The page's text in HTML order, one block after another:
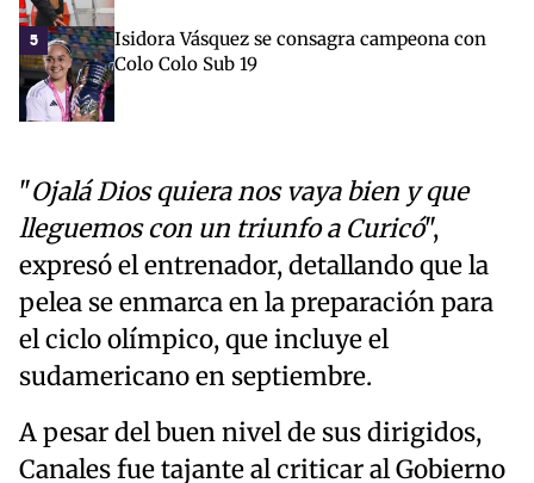
5
Isidora Vásquez se consagra campeona con
Colo Colo Sub 19
"Ojalá Dios quiera nos vaya bien y que
lleguemos con un triunfo a Curicó",
expresó el entrenador, detallando que la
pelea se enmarca en la preparación para
el ciclo olímpico, que incluye el
sudamericano en septiembre.
A pesar del buen nivel de sus dirigidos,
Canales fue tajante al criticar al Gobierno